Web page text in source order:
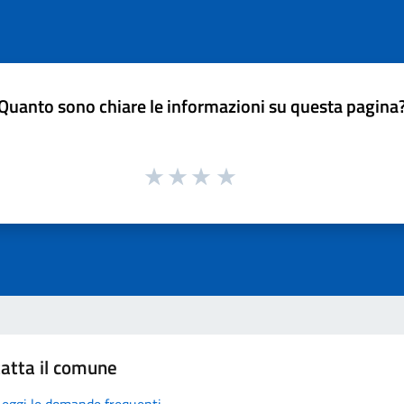
sono chiare le informazioni su questa
il comune